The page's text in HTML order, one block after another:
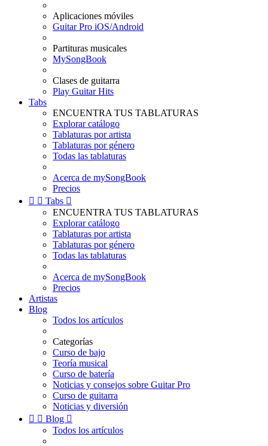
Aplicaciones móviles
Guitar Pro iOS/Android
Partituras musicales
MySongBook
Clases de guitarra
Play Guitar Hits
Tabs
ENCUENTRA TUS TABLATURAS
Explorar catálogo
Tablaturas por artista
Tablaturas por género
Todas las tablaturas
Acerca de mySongBook
Precios
  Tabs 
ENCUENTRA TUS TABLATURAS
Explorar catálogo
Tablaturas por artista
Tablaturas por género
Todas las tablaturas
Acerca de mySongBook
Precios
Artistas
Blog
Todos los artículos
Categorías
Curso de bajo
Teoría musical
Curso de batería
Noticias y consejos sobre Guitar Pro
Curso de guitarra
Noticias y diversión
  Blog 
Todos los artículos